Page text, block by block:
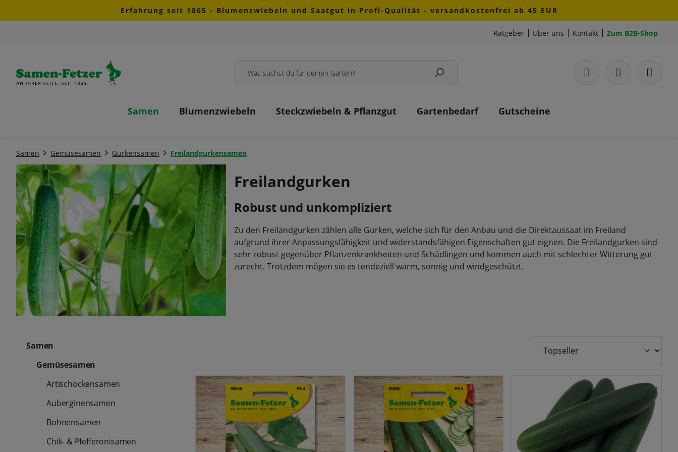
Zur Hauptnavigation springenErfahrung seit 1865 - Blumenzwiebeln und Saatgut in Profi-Qualität - versandkostenfrei ab 45 EUR
Ratgeber Über uns Kontakt Zum B2B-Shop
Samen Blumenzwiebeln Steckzwiebeln & Pflanzgut Gartenbedarf Gutscheine
Samen Gemüsesamen Gurkensamen Freilandgurkensamen
Freilandgurken
Robust und unkompliziert
Zu den Freilandgurken zählen alle Gurken, welche sich für den Anbau und die Direktaussaat im Freiland
aufgrund ihrer Anpassungsfähigkeit und widerstandsfähigen Eigenschaften gut eignen. Die Freilandgurken sind
sehr robust gegenüber Pflanzenkrankheiten und Schädlingen und kommen auch mit schlechter Witterung gut
zurecht. Trotzdem mögen sie es tendeziell warm, sonnig und windgeschützt.
Samen
Gemüsesamen
Artischockensamen
Auberginensamen
Bohnensamen
Chili- & Pfefferonisamen